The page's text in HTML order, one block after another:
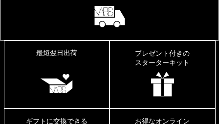
最短翌日出荷
プレゼント付きの
スターターキット
ギフトに交換できる
お得なオンライン